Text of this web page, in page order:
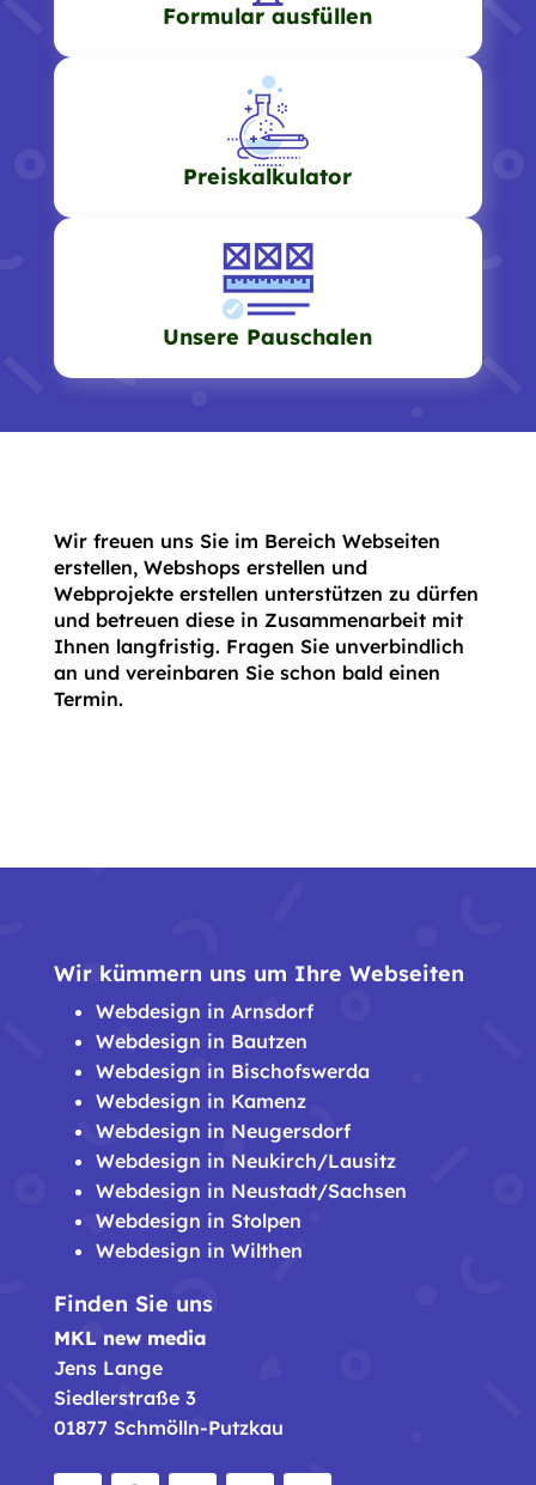
Formular ausfüllen
Preiskalkulator
Unsere Pauschalen
Wir freuen uns Sie im Bereich Webseiten
erstellen, Webshops erstellen und
Webprojekte erstellen unterstützen zu dürfen
und betreuen diese in Zusammenarbeit mit
Ihnen langfristig. Fragen Sie unverbindlich
an und vereinbaren Sie schon bald einen
Termin.
Wir kümmern uns um Ihre Webseiten
Webdesign in Arnsdorf
Webdesign in Bautzen
Webdesign in Bischofswerda
Webdesign in Kamenz
Webdesign in Neugersdorf
Webdesign in Neukirch/Lausitz
Webdesign in Neustadt/Sachsen
Webdesign in Stolpen
Webdesign in Wilthen
Finden Sie uns
MKL new media
Jens Lange
Siedlerstraße 3
01877 Schmölln-Putzkau